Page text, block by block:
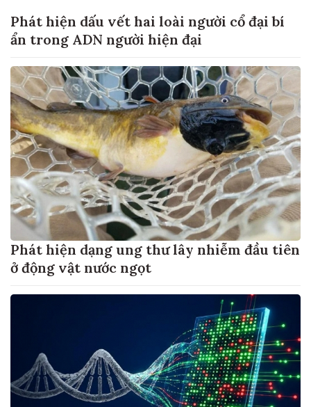
Phát hiện dấu vết hai loài người cổ đại bí
ẩn trong ADN người hiện đại
Phát hiện dạng ung thư lây nhiễm đầu tiên
ở động vật nước ngọt